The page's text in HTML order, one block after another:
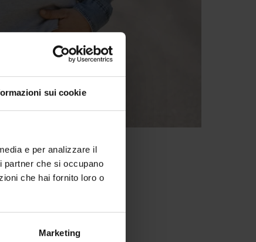
sui cookie
e per analizzare il
partner che si occupano
che hai fornito loro o
Marketing